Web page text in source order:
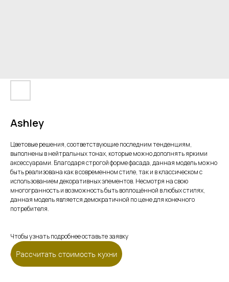
Ashley
Цветовые решения, соответствующие последним тенденциям,
выполнены в нейтральных тонах, которые можно дополнять яркими
аксессуарами. Благодаря строгой форме фасада, данная модель можно
быть реализована как в современном стиле, так и в классическом с
использованием декоративных элементов. Несмотря на свою
многогранность и возможность быть воплощённой в любых стилях,
данная модель является демократичной по цене для конечного
потребителя.
Чтобы узнать подробнее оставьте заявку
Оставить заявку
Рассчитать стоимость кухни